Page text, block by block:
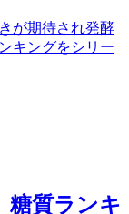
が期待され発酵
キングをシリー
糖質ランキ